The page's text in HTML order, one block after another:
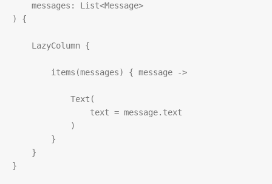
messages : List<Message>
) {
LazyColumn {
items (messages) { message ->
Text (
text = message. text
}